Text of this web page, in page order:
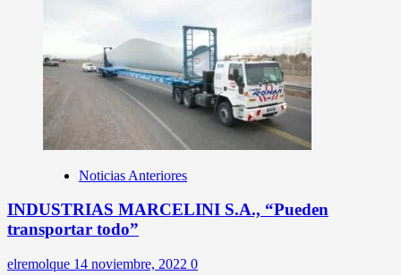
Noticias Anteriores
INDUSTRIAS MARCELINI S.A., “Pueden
transportar todo”
elremolque 14 noviembre, 2022 0